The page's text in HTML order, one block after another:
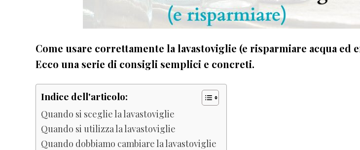
Come usare correttamente la lavastoviglie (e risparmiare acqua ed
Ecco una serie di consigli semplici e concreti.
Indice dell'articolo:
Quando si sceglie la lavastoviglie
Quando si utilizza la lavastoviglie
Quando dobbiamo cambiare la lavastoviglie